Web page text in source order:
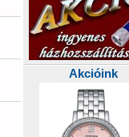
Akcióink